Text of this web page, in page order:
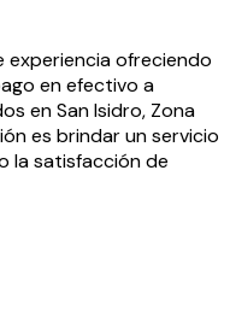
experiencia ofreciendo
en efectivo a
en San Isidro, Zona
es brindar un servicio
la satisfacción de